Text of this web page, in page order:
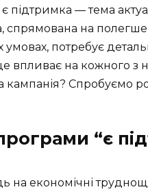
підтримка — тема
спрямована на
потребує
впливає на кожного з
Спробуємо
“є
на економічні